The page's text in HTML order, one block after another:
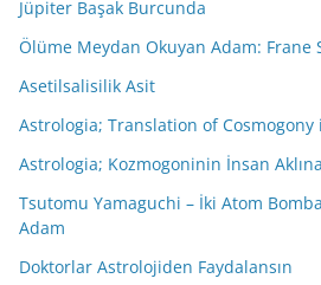
Jüpiter Başak Burcunda
Ölüme Meydan Okuyan Adam: Frane
Asetilsalisilik Asit
Astrologia; Translation of
Astrologia; Kozmogoninin İnsan
Tsutomu Yamaguchi – İki Atom
Adam
Doktorlar Astrolojiden Faydalansın